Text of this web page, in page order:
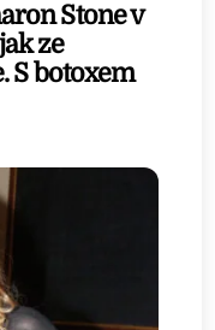
Stone v
ze
S botoxem